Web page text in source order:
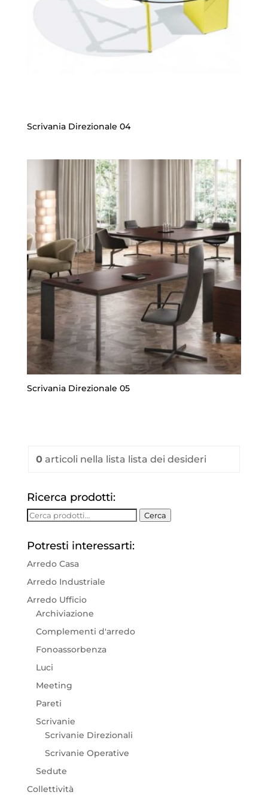
Scrivania Direzionale 04
Scrivania Direzionale 05
0articoli nella lista lista dei desideri
Ricerca prodotti:
Cerca: Cerca
Potresti interessarti:
Arredo Casa
Arredo Industriale
Arredo Ufficio
Archiviazione
Complementi d'arredo
Fonoassorbenza
Luci
Meeting
Pareti
Scrivanie
Scrivanie Direzionali
Scrivanie Operative
Sedute
Collettività